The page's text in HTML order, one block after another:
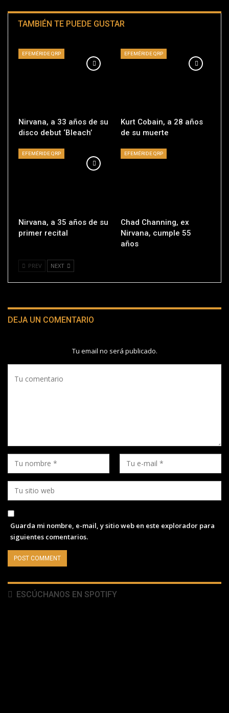
TAMBIÉN TE PUEDE GUSTAR
EFEMÉRIDE QRP
Nirvana, a 33 años de su
disco debut ‘Bleach’
EFEMÉRIDE QRP
Kurt Cobain, a 28 años
de su muerte
EFEMÉRIDE QRP
Nirvana, a 35 años de su
primer recital
EFEMÉRIDE QRP
Chad Channing, ex
Nirvana, cumple 55
años
PREV NEXT
DEJA UN COMENTARIO
Tu email no será publicado.
Guarda mi nombre, e-mail, y sitio web en este explorador para
siguientes comentarios.
ESCÚCHANOS EN SPOTIFY